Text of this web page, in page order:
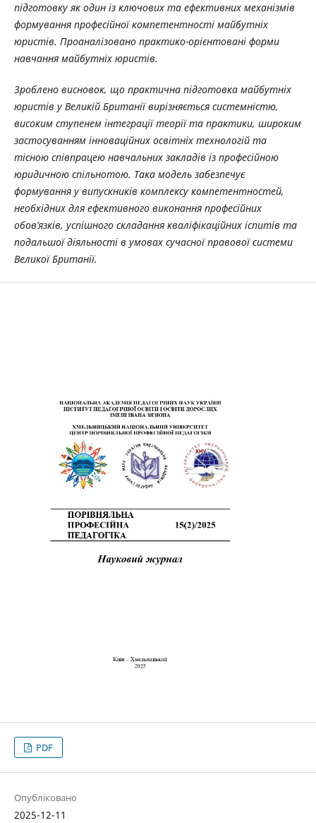
підготовку як один із ключових та ефективних механізмів
формування професійної компетентності майбутніх
юристів. Проаналізовано практико-орієнтовані форми
навчання майбутніх юристів.
Зроблено висновок, що практична підготовка майбутніх
юристів у Великій Британії вирізняється системністю,
високим ступенем інтеграції теорії та практики, широким
застосуванням інноваційних освітніх технологій та
тісною співпрацею навчальних закладів із професійною
юридичною спільнотою. Така модель забезпечує
формування у випускників комплексу компетентностей,
необхідних для ефективного виконання професійних
обов’язків, успішного складання кваліфікаційних іспитів та
подальшої діяльності в умовах сучасної правової системи
Великої Британії.
PDF
Опубліковано
2025-12-11